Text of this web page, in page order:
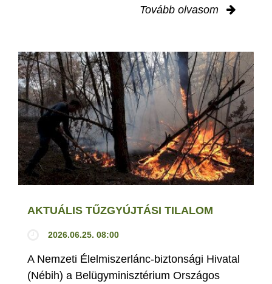
Tovább olvasom
AKTUÁLIS TŰZGYÚJTÁSI TILALOM
2026.06.25. 08:00
A Nemzeti Élelmiszerlánc-biztonsági Hivatal
(Nébih) a Belügyminisztérium Országos